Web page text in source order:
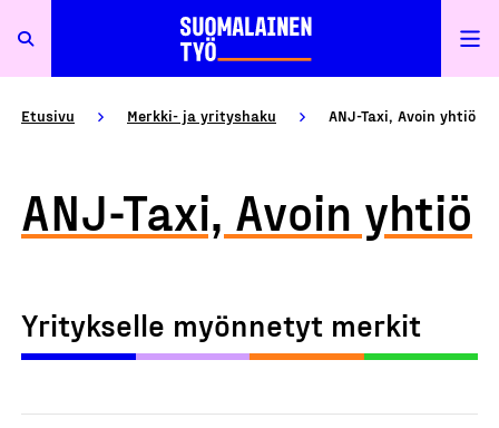
Etusivu Merkki- ja yrityshaku ANJ-Taxi, Avoin yhtiö
ANJ-Taxi, Avoin yhtiö
Yritykselle myönnetyt merkit